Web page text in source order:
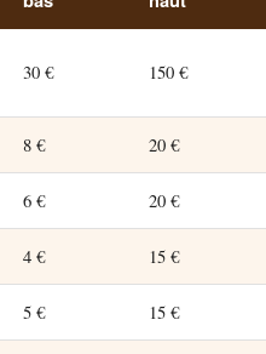
30 € 150 €
8 € 20 €
6 € 20 €
4 € 15 €
5 € 15 €